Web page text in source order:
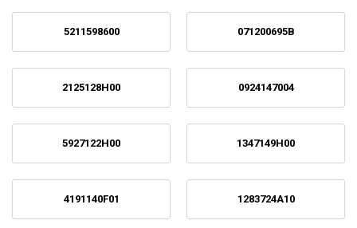
5211598600 071200695B
2125128H00 0924147004
5927122H00 1347149H00
4191140F01 1283724A10